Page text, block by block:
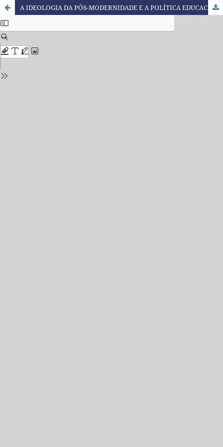
A IDEOLOGIA DA PÓS-MODERNIDADE E A POLÍTICA EDUCACIONAL BRASILEIRA